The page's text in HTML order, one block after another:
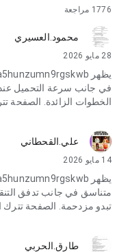
1776 مراجعة
محمود.العسيري
28 مايو 2026
في جانب سرعة التحميل عند
الخطوات الزائدة. الصفحة
علي.القحطاني
14 مايو 2026
متناسق في جانب تدفق
تبدو مزدحمة. الصفحة تترك
طارق.الحربي